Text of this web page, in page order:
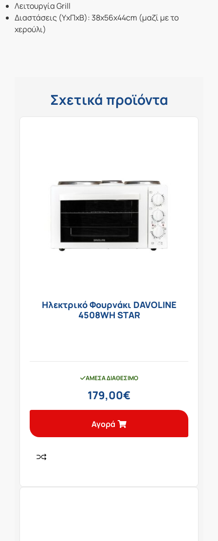
Λειτουργία Grill
Διαστάσεις (ΥxΠxΒ): 38x56x44cm (μαζί με το
χερούλι)
Σχετικά προϊόντα
Ηλεκτρικό Φουρνάκι DAVOLINE
4508WH STAR
ΆΜΕΣΑ ΔΙΑΘΈΣΙΜΟ
179,00€
Αγορά